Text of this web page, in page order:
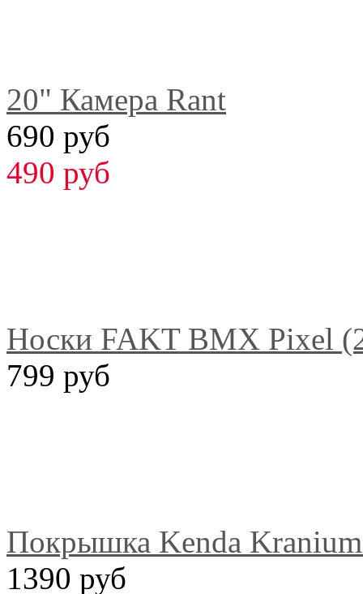
20" Камера Rant
690 руб
490 руб
Носки FAKT BMX Pixel
799 руб
Покрышка Kenda
1390 руб